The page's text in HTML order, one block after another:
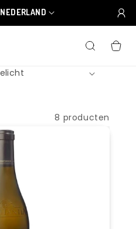
NEDERLAND
8 producten